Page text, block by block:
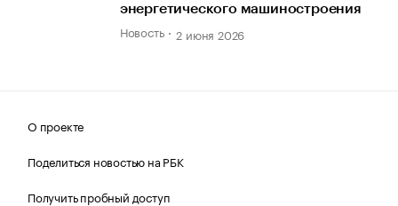
энергетического машиностроения
Новость 2 июня 2026
О проекте
Поделиться новостью на РБК
Получить пробный доступ